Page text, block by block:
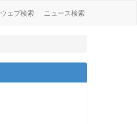
ウェブ検索 ニュース検索